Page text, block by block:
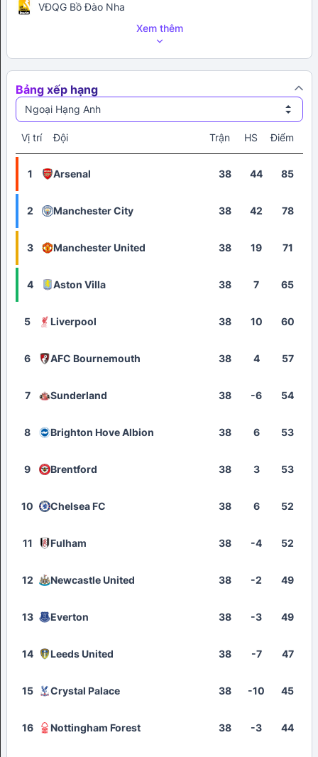
VĐQG Bồ Đào Nha
Xem thêm
Bảng xếp hạng
Ngoại Hạng Anh
Vị trí Đội Trận HS Điểm
1 Arsenal 38 44 85
2 Manchester City 38 42 78
3 Manchester United 38 19 71
4 Aston Villa 38 7 65
5 Liverpool 38 10 60
6 AFC Bournemouth 38 4 57
7 Sunderland 38 -6 54
8 Brighton Hove Albion 38 6 53
9 Brentford 38 3 53
10 Chelsea FC 38 6 52
11 Fulham 38 -4 52
12 Newcastle United 38 -2 49
13 Everton 38 -3 49
14 Leeds United 38 -7 47
15 Crystal Palace 38 -10 45
16 Nottingham Forest 38 -3 44